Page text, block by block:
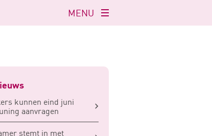
Navigatie
openen
MENU
kunnen eind juni
aanvragen
stemt in met